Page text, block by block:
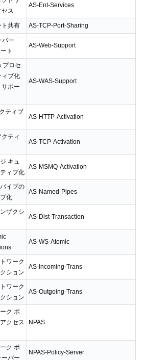
ス
AS-Ent-Services
ト共有 AS-TCP-Port-Sharing
バー
ト
AS-Web-Support
プロセ
ィブ化
ポー
AS-WAS-Support
ティブ
AS-HTTP-Activation
ティ
AS-TCP-Activation
キュ
ィブ化
AS-MSMQ-Activation
イプの
化
AS-Named-Pipes
ザクシ
AS-Dist-Transaction
AS-WS-Atomic
ワーク
ション
AS-Incoming-Trans
ワーク
ション
AS-Outgoing-Trans
ク ポ
クセス
NPAS
ク ポ
ーバー
NPAS-Policy-Server